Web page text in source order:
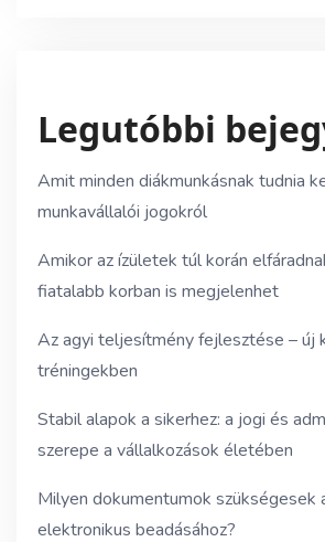
Legutóbbi
Amit minden diákmunkásnak tudnia
munkavállalói jogokról
Amikor az ízületek túl korán
fiatalabb korban is megjelenhet
Az agyi teljesítmény fejlesztése – új
tréningekben
Stabil alapok a sikerhez: a jogi és
szerepe a vállalkozások életében
Milyen dokumentumok szükségesek
elektronikus beadásához?